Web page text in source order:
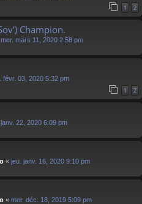
1 2
Champion.
mer. mars 11, 2020 2:58 pm
févr. 03, 2020 5:32 pm
1 2
22, 2020 6:09 pm
« jeu. janv. 16, 2020 9:10 pm
« mer. déc. 18, 2019 5:09 pm